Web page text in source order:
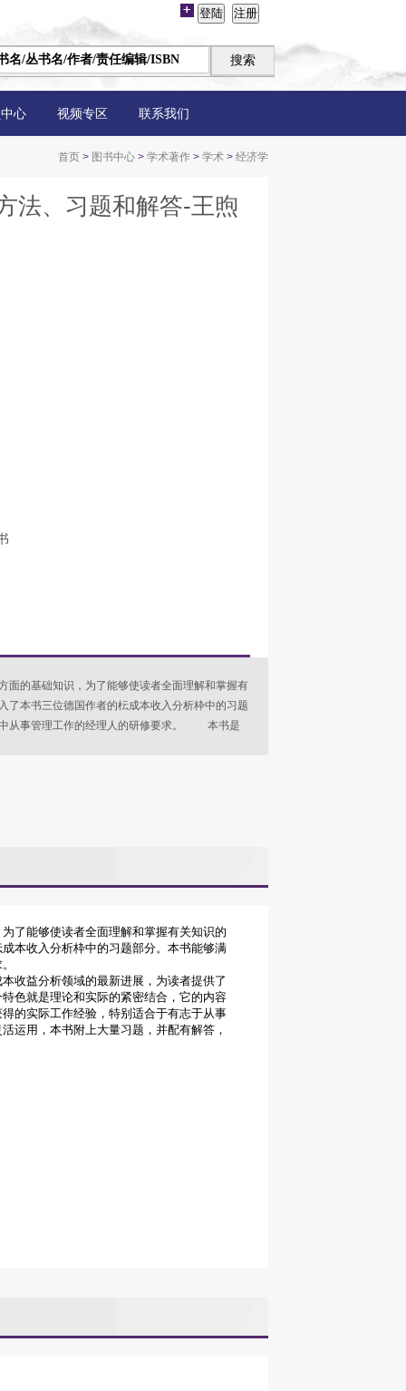
心 视频专区 联系我们
首页 > 图书中心 > 学术著作 > 学术 > 经济学
法、习题和解答-王煦
面的基础知识，为了能够使读者全面理解和掌握有
了本书三位德国作者的枟成本收入分析枠中的习题
中从事管理工作的经理人的研修要求。 本书是
了能够使读者全面理解和掌握有关知识的
本收入分析枠中的习题部分。本书能够满
益分析领域的最新进展，为读者提供了
色就是理论和实际的紧密结合，它的内容
的实际工作经验，特别适合于有志于从事
运用，本书附上大量习题，并配有解答，